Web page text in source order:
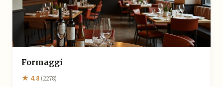
Formaggi
★ 4.8 (2278)